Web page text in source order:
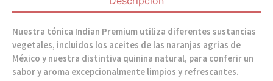
Nuestra tónica Indian Premium utiliza diferentes sustancias
vegetales, incluidos los aceites de las naranjas agrias de
México y nuestra distintiva quinina natural, para conferir un
sabor y aroma excepcionalmente limpios y refrescantes.